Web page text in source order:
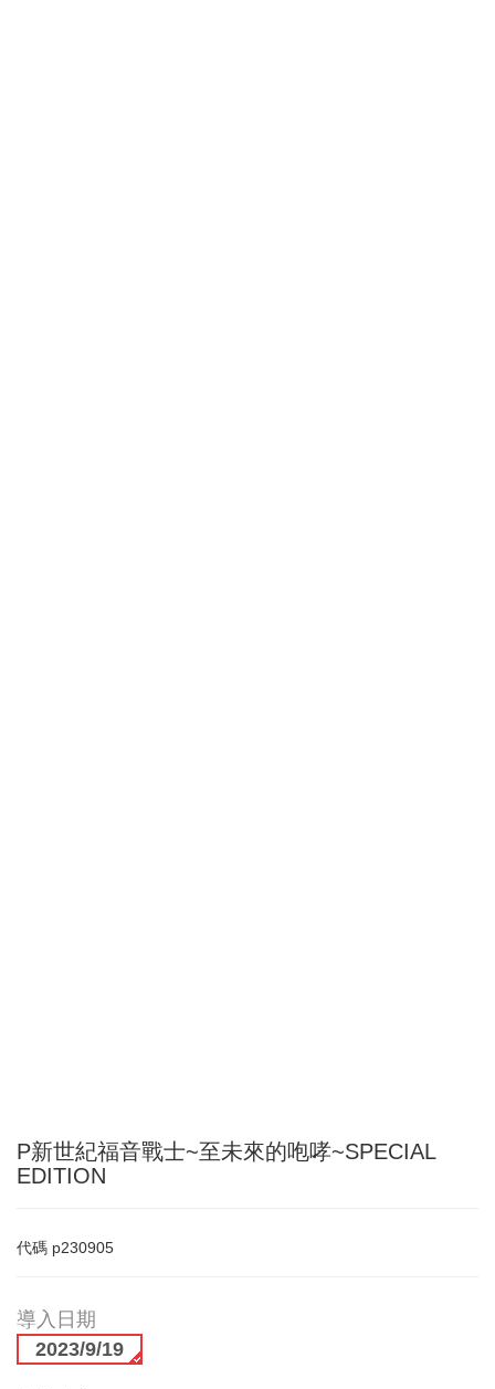
P新世紀福音戰士~至未來的咆哮~SPECIAL
EDITION
代碼 p230905
導入日期
2023/9/19